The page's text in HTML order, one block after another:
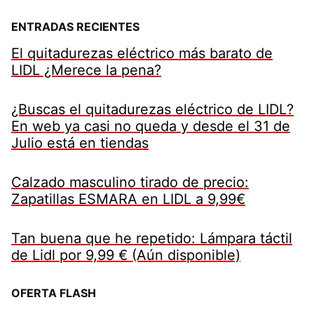
ENTRADAS RECIENTES
El quitadurezas eléctrico más barato de
LIDL ¿Merece la pena?
¿Buscas el quitadurezas eléctrico de LIDL?
En web ya casi no queda y desde el 31 de
Julio está en tiendas
Calzado masculino tirado de precio:
Zapatillas ESMARA en LIDL a 9,99€
Tan buena que he repetido: Lámpara táctil
de Lidl por 9,99 € (Aún disponible)
OFERTA FLASH